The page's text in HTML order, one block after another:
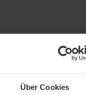
Über Cookies